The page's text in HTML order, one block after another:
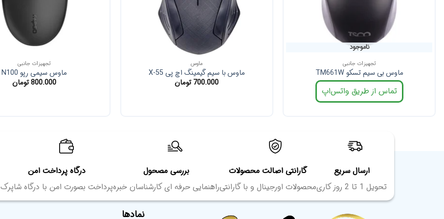
ناموجود
تجهیزات جانبی
ماوس بی سیم تسکو TM661W
تماس از طریق واتس‌اپ
ماوس
ماوس با سیم گیمینگ اچ پی X-55
700.000 تومان
تجهیزات جانبی
ماوس سیمی رپو N100
800.000تومان
ارسال سریع
تحویل 1 تا 2 روز کاری
گارانتی اصالت محصولات
محصولات اورجینال و با گارانتی
بررسی مصحول
راهنمایی حرفه ای کارشناسان خبره
درگاه پرداخت امن
پرداخت بصورت امن با درگاه شاپرک
نمادها